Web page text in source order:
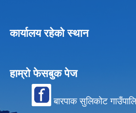
कार्यालय रहेको स्थान
हाम्रो फेसबुक पेज
बारपाक सुलिकोट